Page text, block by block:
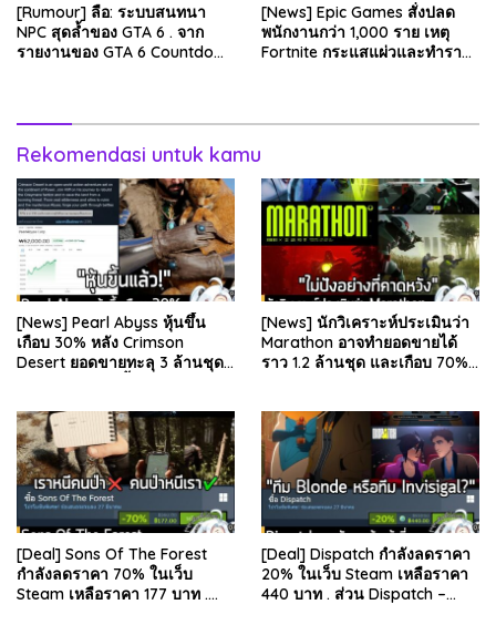
[Rumour] ลือ: ระบบสนทนา
NPC สุดล้ำของ GTA 6 . จาก
รายงานของ GTA 6 Countdown
[News] Epic Games สั่งปลด
พนักงานกว่า 1,000 ราย เหตุ
Fortnite กระแสแผ่วและทำราย
Rekomendasi untuk kamu
[News] Pearl Abyss หุ้นขึ้น
เกือบ 30% หลัง Crimson
Desert ยอดขายทะลุ 3 ล้านชุด
[News] นักวิเคราะห์ประเมินว่า
Marathon อาจทำยอดขายได้
ราว 1.2 ล้านชุด และเกือบ 70%
[Deal] Sons Of The Forest
กำลังลดราคา 70% ในเว็บ
Steam เหลือราคา 177 บาท .
[Deal] Dispatch กำลังลดราคา
20% ในเว็บ Steam เหลือราคา
440 บาท . ส่วน Dispatch –